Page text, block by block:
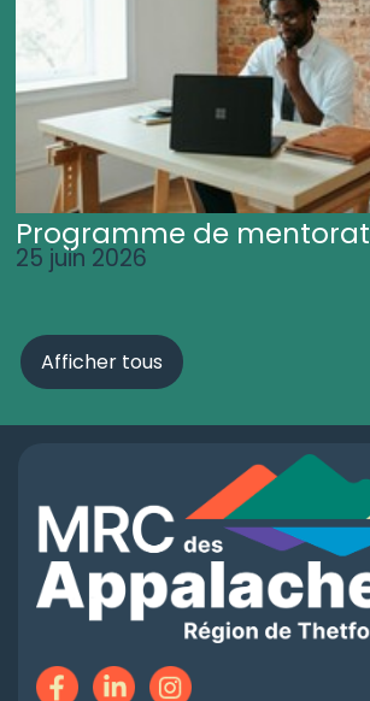
Programme de mentorat
25 juin 2026
Afficher tous